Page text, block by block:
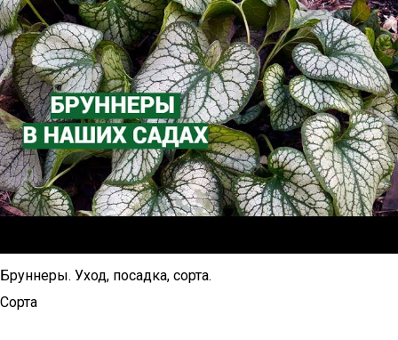
Бруннеры. Уход, посадка, сорта.
Сорта